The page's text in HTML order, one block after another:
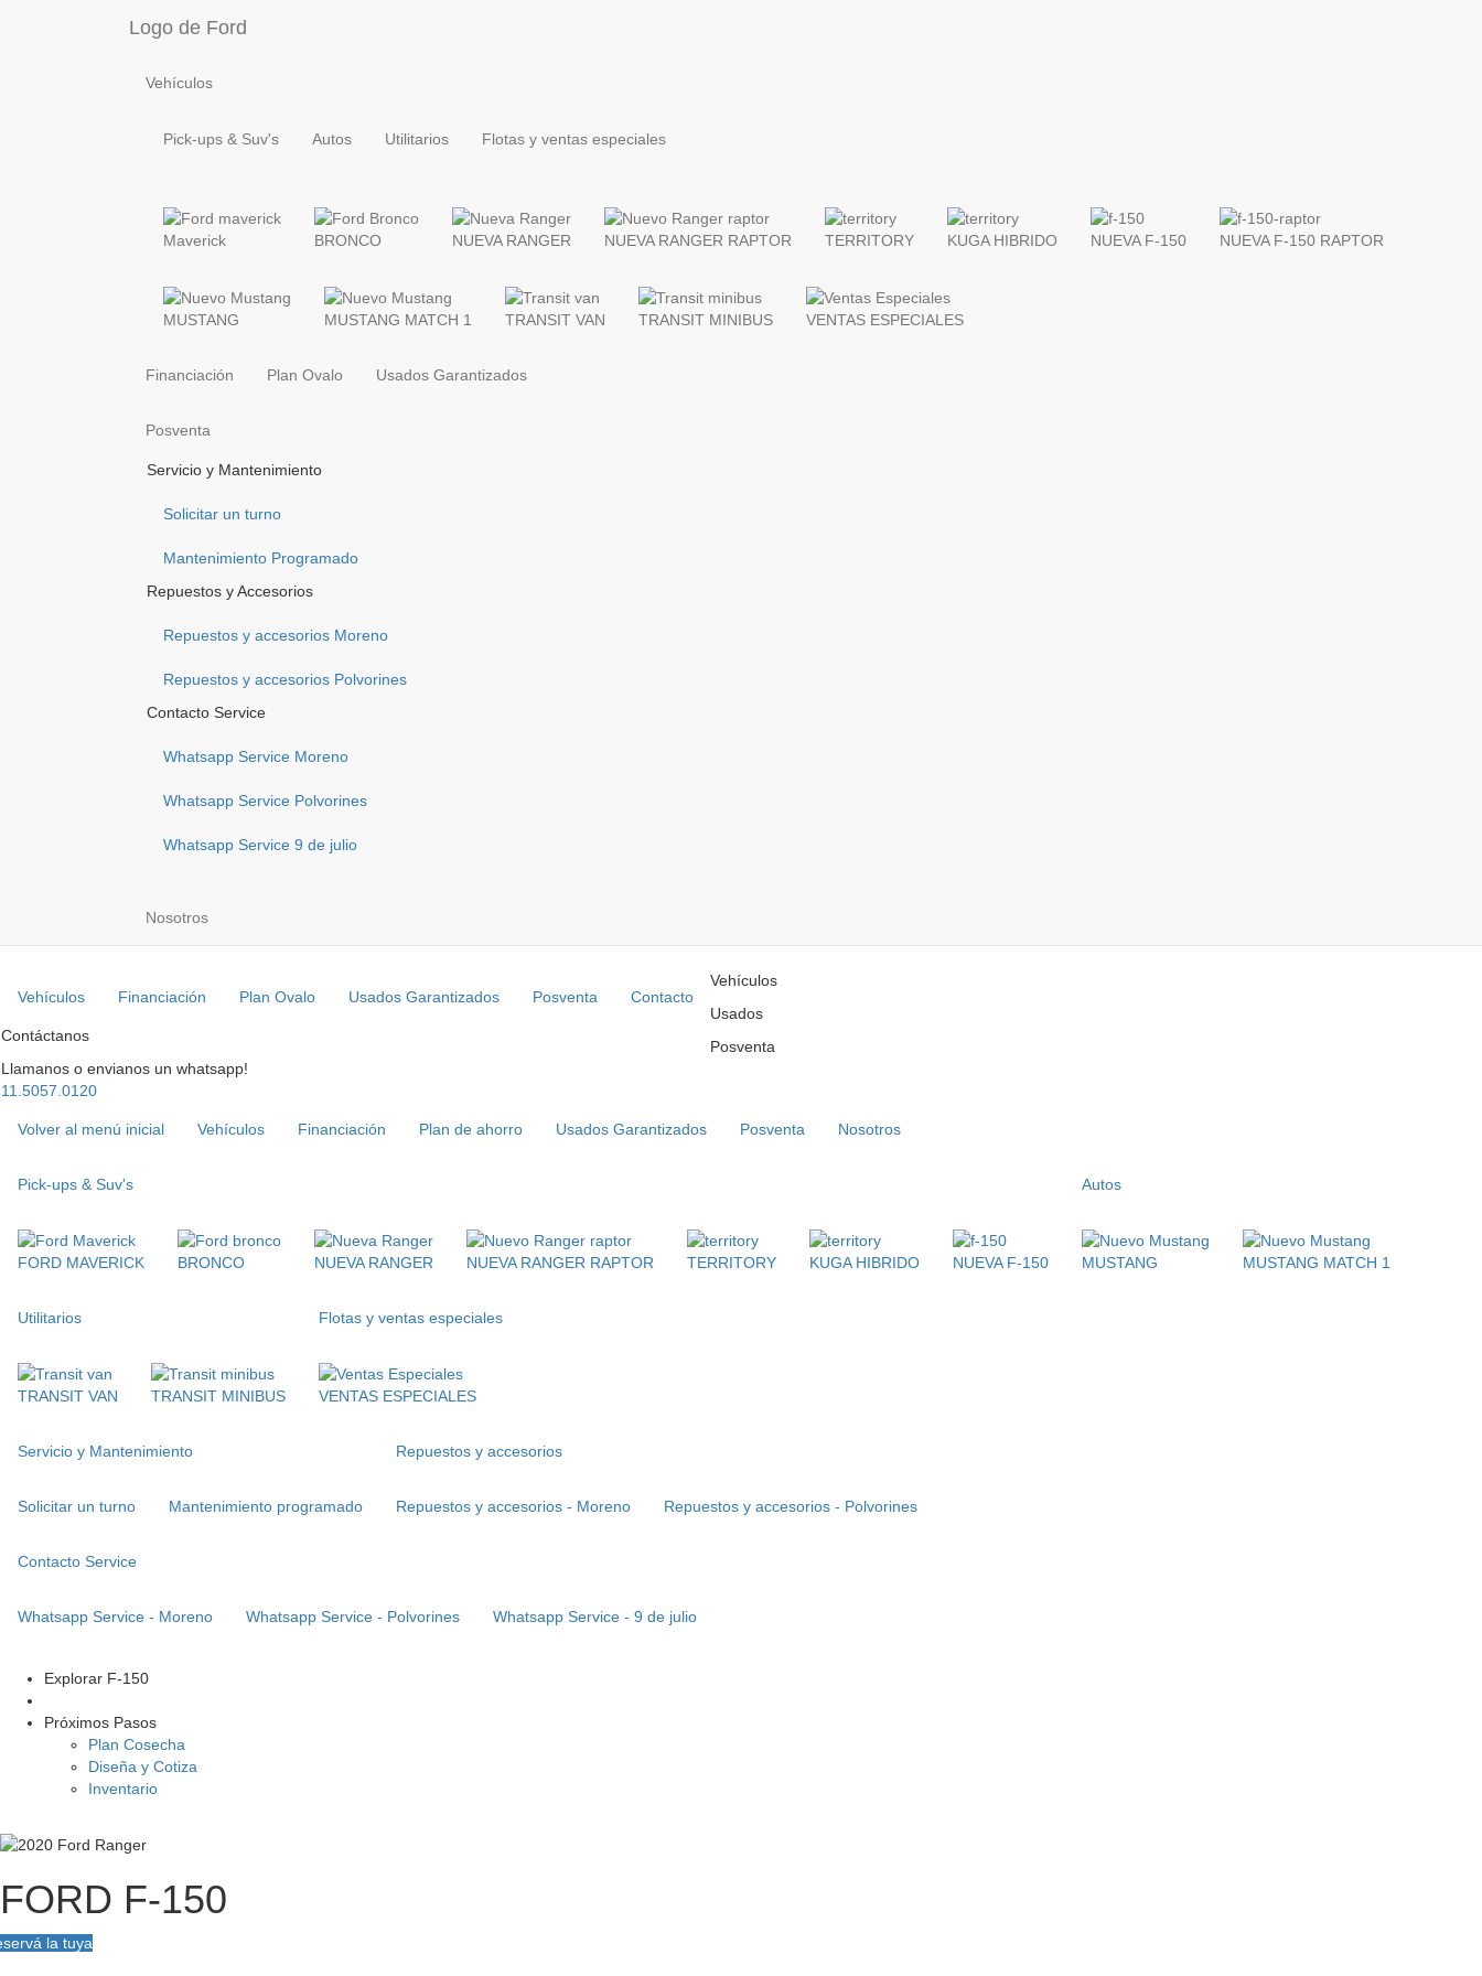
Logo de Ford
Vehículos
Pick-ups & Suv's Autos Utilitarios Flotas y ventas especiales
Maverick BRONCO NUEVA RANGER NUEVA RANGER RAPTOR TERRITORY KUGA HIBRIDO NUEVA F-150 NUEVA F-150 RAPTOR
MUSTANG MUSTANG MATCH 1 TRANSIT VAN TRANSIT MINIBUS VENTAS ESPECIALES
Financiación Plan Ovalo Usados Garantizados
Posventa
Servicio y Mantenimiento
Solicitar un turno
Mantenimiento Programado
Repuestos y Accesorios
Repuestos y accesorios Moreno
Repuestos y accesorios Polvorines
Contacto Service
Whatsapp Service Moreno
Whatsapp Service Polvorines
Whatsapp Service 9 de julio
Nosotros
Vehículos Financiación Plan Ovalo Usados Garantizados Posventa Contacto
Contáctanos
Llamanos o envianos un whatsapp!
11.5057.0120
Volver al menú inicial Vehículos Financiación Plan de ahorro Usados Garantizados Posventa Nosotros
Vehículos
Pick-ups & Suv's
FORD MAVERICK BRONCO NUEVA RANGER NUEVA RANGER RAPTOR TERRITORY KUGA HIBRIDO NUEVA F-150
Autos
MUSTANG MUSTANG MATCH 1
Utilitarios
TRANSIT VAN TRANSIT MINIBUS
Flotas y ventas especiales
VENTAS ESPECIALES
Usados
Posventa
Servicio y Mantenimiento
Solicitar un turno Mantenimiento programado
Repuestos y accesorios
Repuestos y accesorios - Moreno Repuestos y accesorios - Polvorines
Contacto Service
Whatsapp Service - Moreno Whatsapp Service - Polvorines Whatsapp Service - 9 de julio
Explorar F-150
Próximos Pasos
Plan Cosecha
Diseña y Cotiza
Inventario
FORD F-150
la tuya